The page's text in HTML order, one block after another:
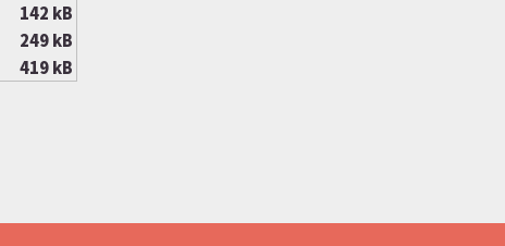
142 kB
249 kB
419 kB